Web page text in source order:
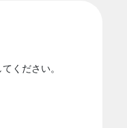
ください。